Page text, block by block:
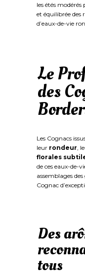
les étés
et équilibrée des
d’eaux-de-vie
Le
des
Les Cognacs
leur rondeur,
florales
de ces eaux-de-
assemblages
Cognac
Des
tous